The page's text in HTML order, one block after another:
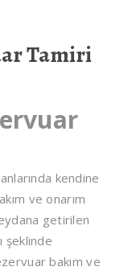
Tamiri
kendine
ve onarım
getirilen
şeklinde
bakım ve